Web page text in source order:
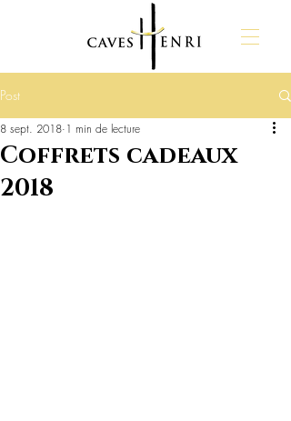
Post
Coffrets cadeaux
2018
8 sept. 2018 1 min de lecture